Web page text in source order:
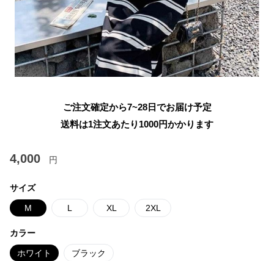
ご注文確定から7~28日でお届け予定
送料は1注文あたり 1000円かかります
4,000 円
サイズ
M L XL 2XL
カラー
ホワイト ブラック